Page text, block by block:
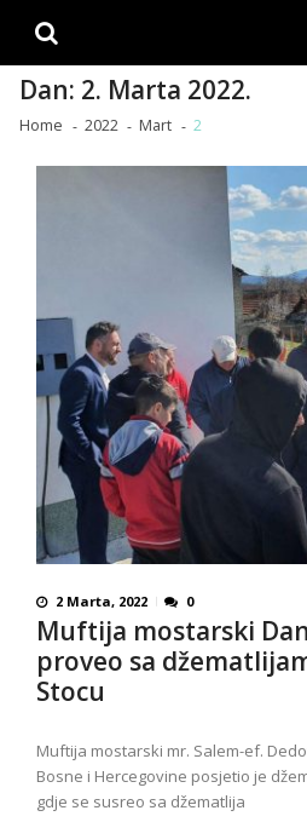
Dan: 2. Marta 2022.
Home 2022 Mart 2
2 Marta, 2022 0
Muftija mostarski
proveo sa
Stocu
Muftija mostarski mr. Salem-ef.
Bosne i Hercegovine posjetio je
gdje se susreo sa džematlija